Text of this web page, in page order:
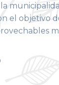
el objetivo